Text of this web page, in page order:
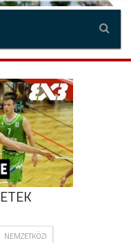
NEMZETKÖZI